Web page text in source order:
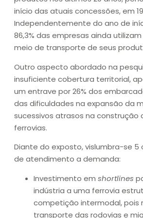
início das atuais concessões, em
Independentemente do ano de
86,3% das empresas ainda
meio de transporte de seus
Outro aspecto abordado na
insuficiente cobertura territorial,
um entrave por 26% dos
das dificuldades na expansão da
sucessivos atrasos na construção
ferrovias.
Diante do exposto, vislumbra-se 5
de atendimento a demanda:
Investimento em shortlines
indústria a uma ferrovia
competição intermodal, pois
transporte das rodovias e